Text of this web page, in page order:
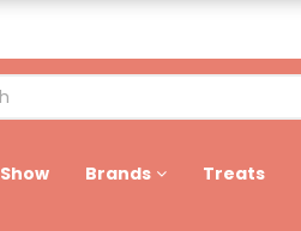
Show Brands Treats